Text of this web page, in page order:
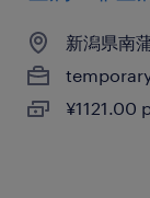
新潟県南
¥1121.00